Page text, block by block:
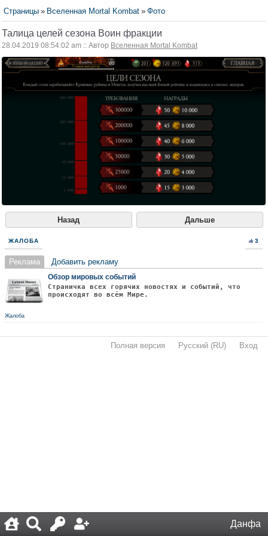
Данфа
Страницы » Вселенная Mortal Kombat » Фото
Талица целей сезона Воин фракции
28.04.2019 08:54:02 am :: Автор Вселенная Mortal Kombat
Назад Дальше
ЖАЛОБА 3
Реклама Добавить рекламу
Обзор мировых событий
Страничка всех горячих новостях и событий, что
происходят во всём Мире.
Жалоба
Полная версия Русский (RU) Вход